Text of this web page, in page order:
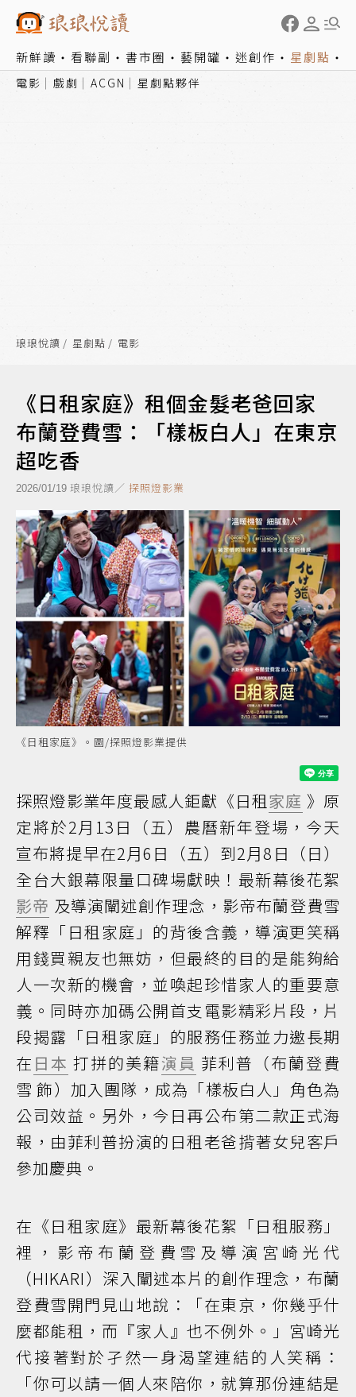
新鮮讀 看聯副 書市圈 藝開罐 迷創作 星劇點
電影 戲劇 ACGN 星劇點夥伴
琅琅悅讀 星劇點 電影
《日租家庭》租個金髮老爸回家
布蘭登費雪：「樣板白人」在東京
超吃香
2026/01/19 琅琅悅讀／ 探照燈影業
《日租家庭》。圖/探照燈影業提供
探照燈影業年度最感人鉅獻《日租家庭 》原
定將於2月13日（五）農曆新年登場，今天
宣布將提早在2月6日（五）到2月8日（日）
全台大銀幕限量口碑場獻映！最新幕後花絮
影帝 及導演闡述創作理念，影帝布蘭登費雪
解釋「日租家庭」的背後含義，導演更笑稱
用錢買親友也無妨，但最終的目的是能夠給
人一次新的機會，並喚起珍惜家人的重要意
義。同時亦加碼公開首支電影精彩片段，片
段揭露「日租家庭」的服務任務並力邀長期
在 日本 打拼的美籍演員 菲利普（布蘭登費
雪 飾）加入團隊，成為「樣板白人」角色為
公司效益。另外，今日再公布第二款正式海
報，由菲利普扮演的日租老爸揹著女兒客戶
參加慶典。
在《日租家庭》最新幕後花絮「日租服務」
裡，影帝布蘭登費雪及導演宮崎光代
（HIKARI）深入闡述本片的創作理念，布蘭
登費雪開門見山地說：「在東京，你幾乎什
麼都能租，而『家人』也不例外。」宮崎光
代接著對於孑然一身渴望連結的人笑稱：
「你可以請一個人來陪你，就算那份連結是